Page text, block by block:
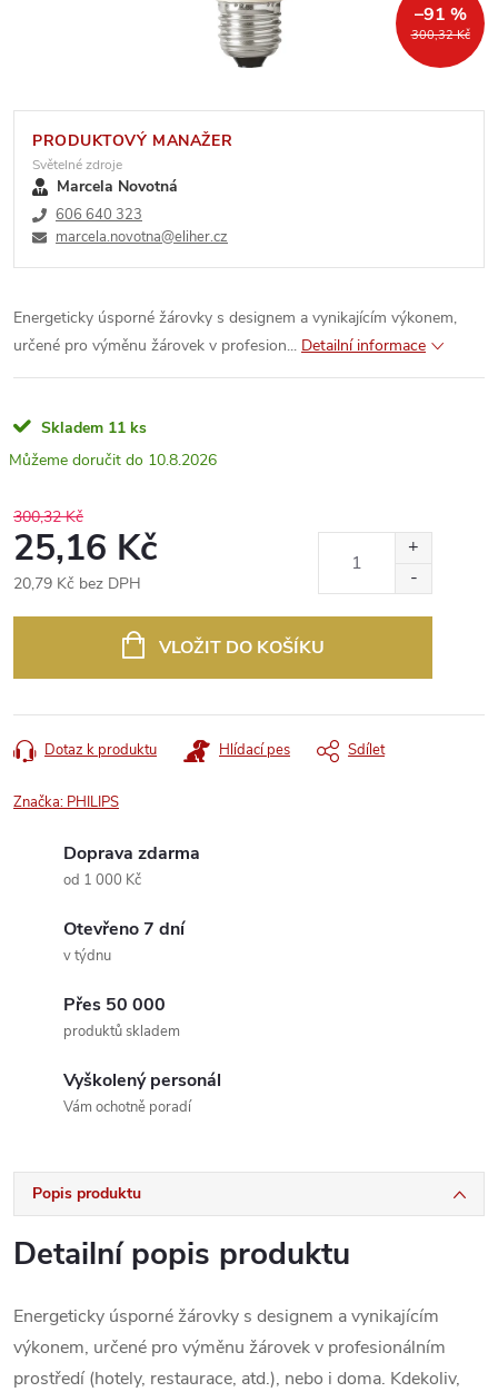
300,32 Kč
–91 %
PRODUKTOVÝ MANAŽER
Světelné zdroje
Marcela Novotná
606 640 323
marcela.novotna@eliher.cz
Energeticky úsporné žárovky s designem a vynikajícím výkonem,
určené pro výměnu žárovek v profesion... Detailní informace
Skladem 11 ks
10.8.2026
300,32 Kč
25,16 Kč
20,79 Kč bez DPH
VLOŽIT DO KOŠÍKU
Dotaz k produktu Hlídací pes Sdílet
Značka: PHILIPS
Doprava zdarma
od 1 000 Kč
Otevřeno 7 dní
v týdnu
Přes 50 000
produktů skladem
Vyškolený personál
Vám ochotně poradí
Popis produktu
Detailní popis produktu
Energeticky úsporné žárovky s designem a vynikajícím
výkonem, určené pro výměnu žárovek v profesionálním
prostředí (hotely, restaurace, atd.), nebo i doma. Kdekoliv,